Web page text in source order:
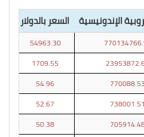
الإندونيسية السعر بالدولار
54963.30
1709.55
770088.53
54.96
738001.51
52.67
50.38